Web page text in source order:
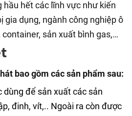
hầu hết các lĩnh vực như kiến
gia dụng, ngành công nghiệp ô
sản xuất bình gas,…
bao gồm các sản phẩm sau:
dùng để sản xuất các sản
đinh, vít,.. Ngoài ra còn được